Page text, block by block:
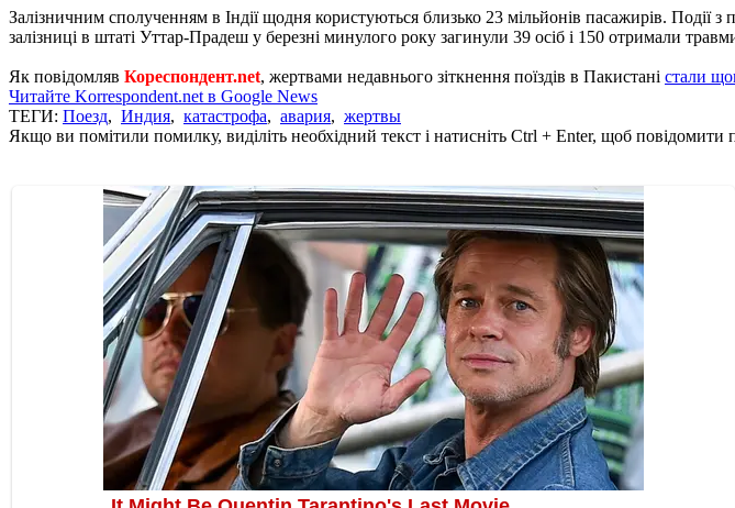
Залізничним сполученням в Індії щодня користуються близько 23 мільйонів пасажирів. Події з
залізниці в штаті Уттар-Прадеш у березні минулого року загинули 39 осіб і 150 отримали
Як повідомляв Кореспондент.net, жертвами недавнього зіткнення поїздів в Пакистані стали
Читайте Korrespondent.net в Google News
ТЕГИ: Поезд, Индия, катастрофа, авария, жертвы
Якщо ви помітили помилку, виділіть необхідний текст і натисніть Ctrl + Enter, щоб повідомити